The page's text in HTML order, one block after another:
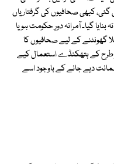
گئی، کبھی صحافیوں کی گرفتاریاں
گیا۔ آمرانہ دورِ حکومت ہو یا
گھونٹنے کے لیے صحافیوں کا
طرح کے ہتھکنڈے استعمال کیے
دیے جانے کے باوجود اسے